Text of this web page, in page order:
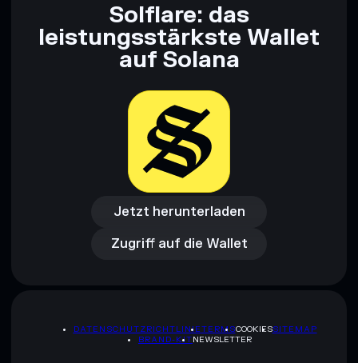
Solflare: das
leistungsstärkste Wallet
auf Solana
Jetzt herunterladen
Jetzt herunterladen
Zugriff auf die Wallet
Zugriff auf die Wallet
DATENSCHUTZRICHTLINIETERMSCOOKIESSITEMAP
BRAND-KITNEWSLETTER